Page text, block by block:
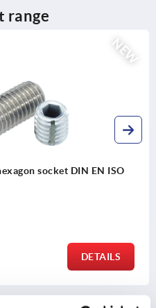
range
NEW
socket DIN EN ISO
DETAILS